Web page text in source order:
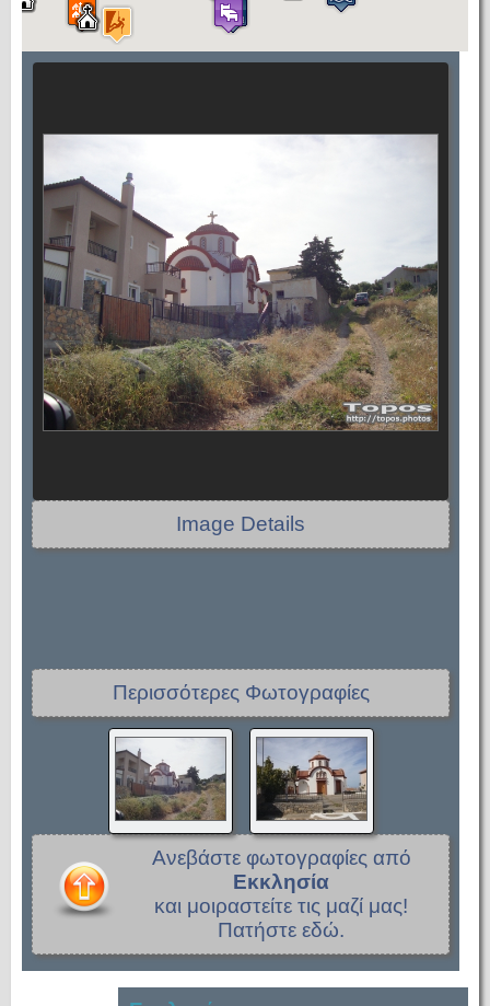
Image Details
Περισσότερες Φωτογραφίες
Ανεβάστε φωτογραφίες από
Εκκλησία
και μοιραστείτε τις μαζί μας!
Πατήστε εδώ.